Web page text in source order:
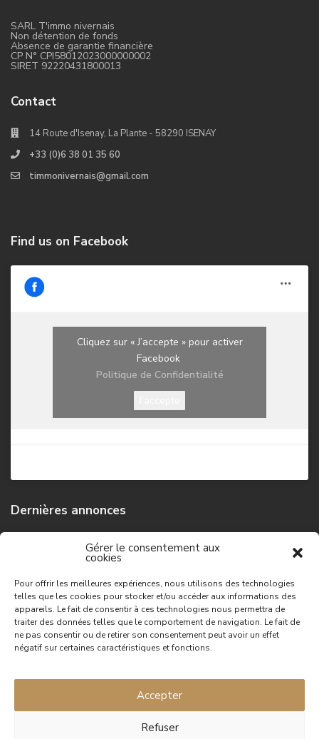
Gérer le consentement aux
cookies
Pour offrir les meilleures expériences, nous utilisons des technologies
telles que les cookies pour stocker et/ou accéder aux informations des
appareils. Le fait de consentir à ces technologies nous permettra de
traiter des données telles que le comportement de navigation. Le fait de
ne pas consentir ou de retirer son consentement peut avoir un effet
négatif sur certaines caractéristiques et fonctions.
Accepter
Refuser
SARL T'immo nivernais
Non détention de fonds
Absence de garantie financière
CP N° CPI58012023000000002
SIRET 92220431800013
Contact
14 Route d'Isenay, La Plante - 58290 ISENAY
+33 (0)6 38 01 35 60
timmonivernais@gmail.com
Find us on Facebook
Cliquez sur « J’accepte » pour activer
Facebook
Politique de Confidentialité
Dernières annonces
Maison de campagne
74,500 €
Grande maison de campagne
149,100 €
96,300 €